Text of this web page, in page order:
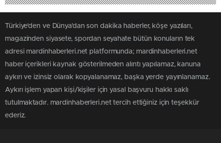
Türkiye'den ve Dünya’dan son dakika haberler, köşe yazıları,
magazinden siyasete, spordan seyahate bütün konuların tek
adresi mardinhaberleri.net platformunda; mardinhaberleri.net
haber içerikleri kaynak gösterilmeden alıntı yapılamaz, kanuna
aykırı ve izinsiz olarak kopyalanamaz, başka yerde yayınlanamaz.
Aykırı işlem yapan kişi/kişiler için yasal başvuru hakkı saklı
tutulmaktadır. mardinhaberleri.net tercih ettiğiniz için teşekkür
ederiz.